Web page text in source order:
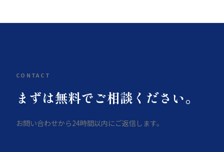
テンツ更新代行・不具合対応・改善提案など、継
CONTACT
まずは無料でご相談ください。
お問い合わせから24時間以内にご返信します。